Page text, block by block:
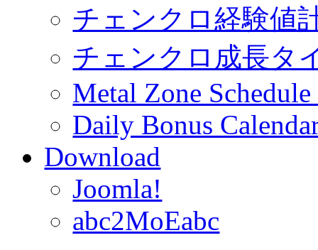
チェンクロ経験値
チェンクロ成長タ
Metal Zone
Daily Bonus
Download
Joomla!
abc2MoEabc